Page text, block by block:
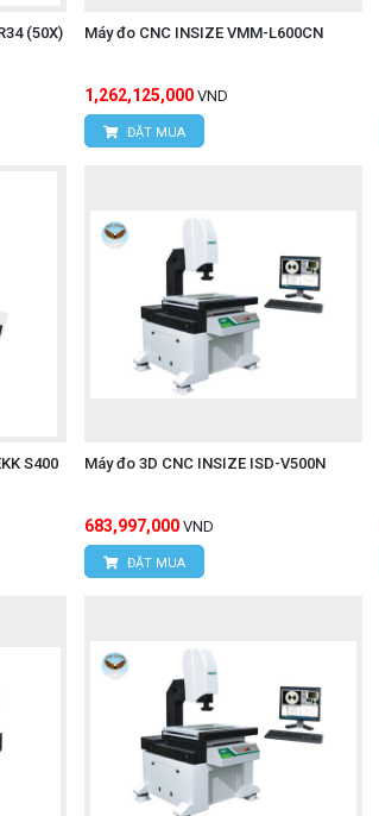
(50X) Máy đo CNC INSIZE VMM-L600CN
1,262,125,000 VND
ĐẶT MUA
S400 Máy đo 3D CNC INSIZE ISD-V500N
683,997,000 VND
ĐẶT MUA